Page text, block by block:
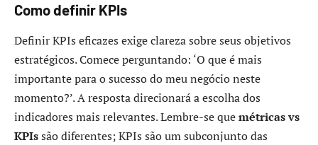
Como definir KPIs
Definir KPIs eficazes exige clareza sobre seus objetivos
estratégicos. Comece perguntando: ‘O que é mais
importante para o sucesso do meu negócio neste
momento?’. A resposta direcionará a escolha dos
indicadores mais relevantes. Lembre-se quemétricas vs
KPIssão diferentes; KPIs são um subconjunto das